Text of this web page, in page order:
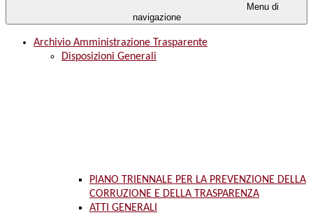
Menu di
navigazione
Archivio Amministrazione Trasparente
Disposizioni Generali
PIANO TRIENNALE PER LA PREVENZIONE DELLA
CORRUZIONE E DELLA TRASPARENZA
ATTI GENERALI